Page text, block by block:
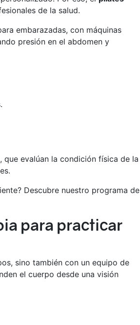
de la salud.
embarazadas, con máquinas
presión en el abdomen y
evalúan la condición física de la
Descubre nuestro programa de
para practicar
sino también con un equipo de
el cuerpo desde una visión